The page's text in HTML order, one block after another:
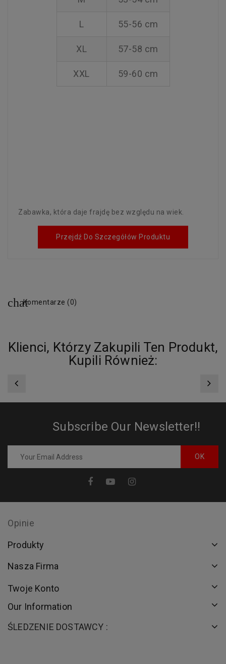
L 55-56 cm
XL 57-58 cm
XXL 59-60 cm
Zabawka, która daje frajdę bez względu na wiek.
Przejdź Do Szczegółów Produktu
Komentarze (0)
Klienci, Którzy Zakupili Ten Produkt,
Kupili Również:
Subscribe Our Newsletter!!
Opinie
Produkty
Nasza Firma
Twoje Konto
Our Information
ŚLEDZENIE DOSTAWCY :